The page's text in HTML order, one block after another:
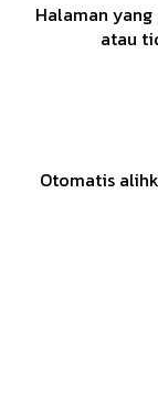
Halaman
atau
Otomatis